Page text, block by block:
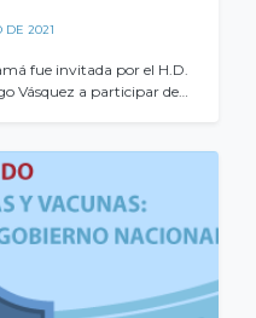
DE 2021
fue invitada por el H.D.
Vásquez a participar de…